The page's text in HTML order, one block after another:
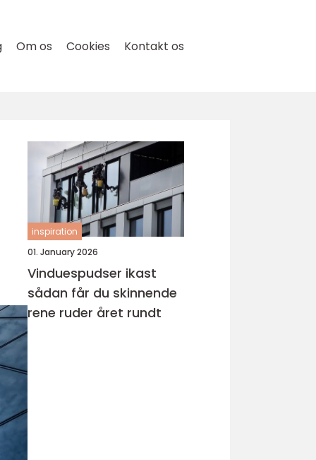
Om os Cookies Kontakt os
inspiration
01. January 2026
Vinduespudser ikast
sådan får du skinnende
rene ruder året rundt